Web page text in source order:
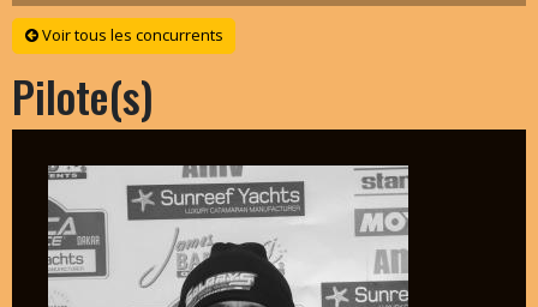
Voir tous les concurrents
Pilote(s)